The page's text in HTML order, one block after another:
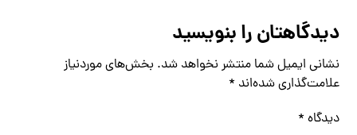
دیدگاهتان را بنویسید
نشانی ایمیل شما منتشر نخواهد شد. بخش‌های موردنیاز
علامت‌گذاری شده‌اند *
دیدگاه *